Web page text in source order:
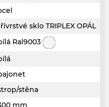
sklo TRIPLEX OPÁL
Ral9003
stěna
mm